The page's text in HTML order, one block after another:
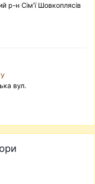
р-н Сім’ї Шовкоплясів
вул.